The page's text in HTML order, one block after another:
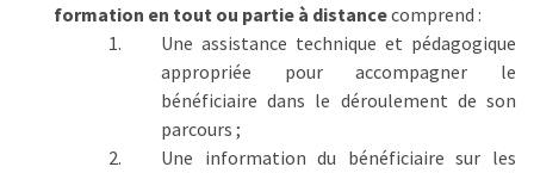
formation en tout ou partie à distancecomprend :
Une assistance technique et pédagogique
appropriée pour accompagner le
bénéficiaire dans le déroulement de son
parcours ;
Une information du bénéficiaire sur les